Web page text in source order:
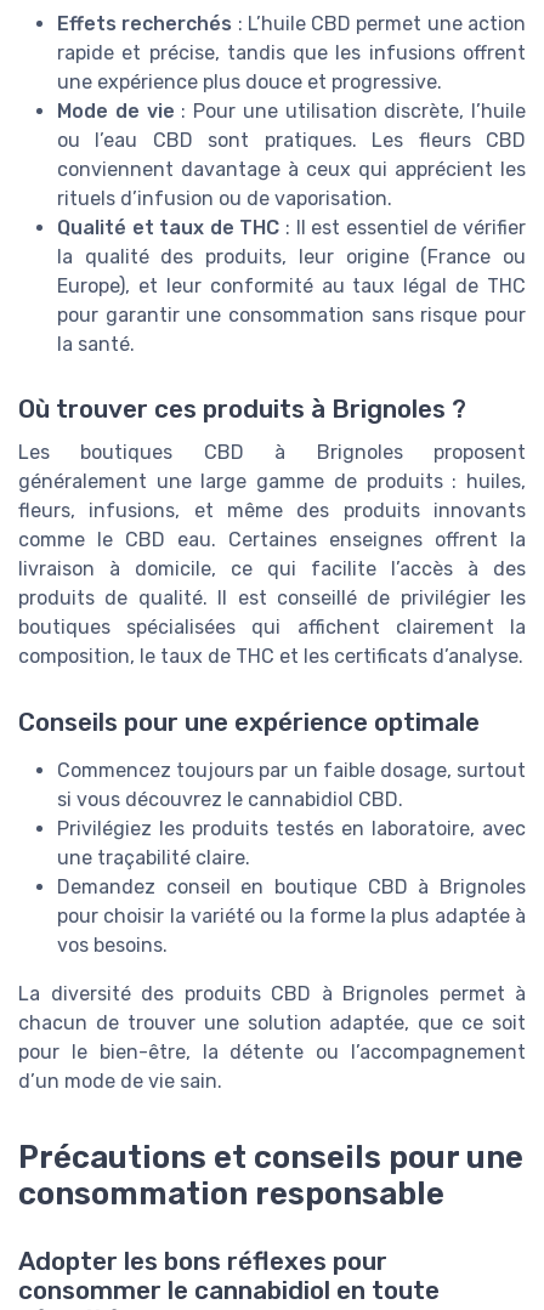
Effets recherchés : L’huile CBD permet une action
rapide et précise, tandis que les infusions offrent
une expérience plus douce et progressive.
Mode de vie : Pour une utilisation discrète, l’huile
ou l’eau CBD sont pratiques. Les fleurs CBD
conviennent davantage à ceux qui apprécient les
rituels d’infusion ou de vaporisation.
Qualité et taux de THC : Il est essentiel de vérifier
la qualité des produits, leur origine (France ou
Europe), et leur conformité au taux légal de THC
pour garantir une consommation sans risque pour
la santé.
Où trouver ces produits à Brignoles ?
Les boutiques CBD à Brignoles proposent
généralement une large gamme de produits : huiles,
fleurs, infusions, et même des produits innovants
comme le CBD eau. Certaines enseignes offrent la
livraison à domicile, ce qui facilite l’accès à des
produits de qualité. Il est conseillé de privilégier les
boutiques spécialisées qui affichent clairement la
composition, le taux de THC et les certificats d’analyse.
Conseils pour une expérience optimale
Commencez toujours par un faible dosage, surtout
si vous découvrez le cannabidiol CBD.
Privilégiez les produits testés en laboratoire, avec
une traçabilité claire.
Demandez conseil en boutique CBD à Brignoles
pour choisir la variété ou la forme la plus adaptée à
vos besoins.
La diversité des produits CBD à Brignoles permet à
chacun de trouver une solution adaptée, que ce soit
pour le bien-être, la détente ou l’accompagnement
d’un mode de vie sain.
Précautions et conseils pour une
consommation responsable
Adopter les bons réflexes pour
consommer le cannabidiol en toute